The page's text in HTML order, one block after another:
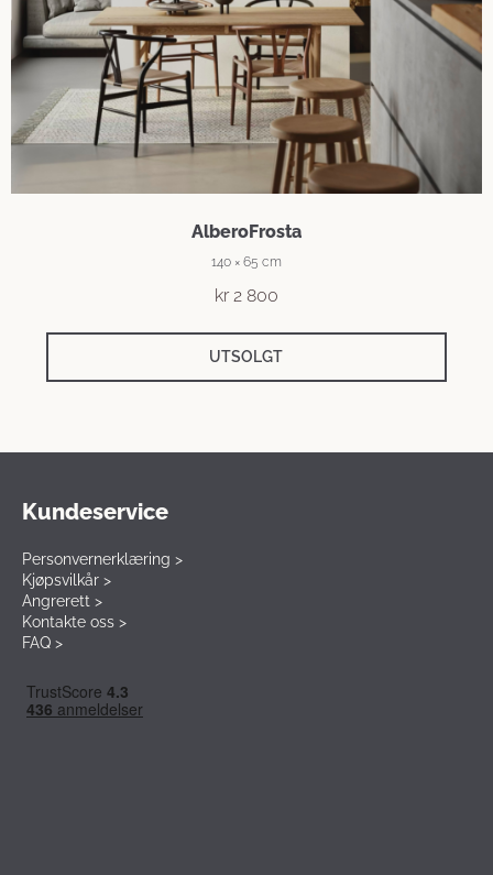
AlberoFrosta
140 × 65 cm
kr2 800
UTSOLGT
Kundeservice
Personvernerklæring >
Kjøpsvilkår >
Angrerett >
Kontakte oss >
FAQ >